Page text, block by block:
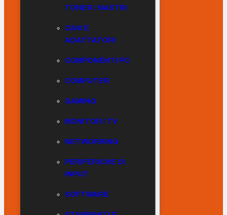
TONER / NASTRI
CAVI E
ADATTATORI
COMPONENTI PC
COMPUTER
GAMING
MONITOR / TV
NETWORKING
PERIFERICHE DI
INPUT
SOFTWARE